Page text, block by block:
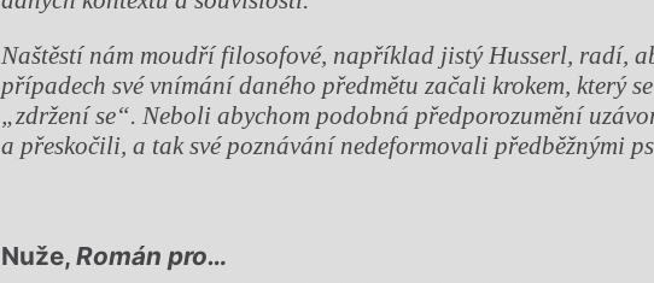
Naštěstí nám moudří filosofové, například jistý Husserl, radí,
případech své vnímání daného předmětu začali krokem, který
„zdržení se“. Neboli abychom podobná předporozumění
a přeskočili, a tak své poznávání nedeformovali předběžnými
Nuže,Román pro…